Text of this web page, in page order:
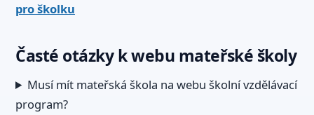
pro školku
Časté otázky k webu mateřské školy
Musí mít mateřská škola na webu školní vzdělávací
program?